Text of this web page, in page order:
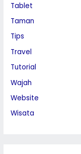
Tablet
Taman
Tips
Travel
Tutorial
Wajah
Website
Wisata